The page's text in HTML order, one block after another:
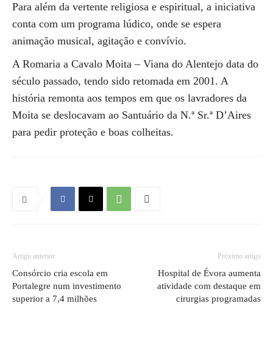
Para além da vertente religiosa e espiritual, a iniciativa
conta com um programa lúdico, onde se espera
animação musical, agitação e convívio.
A Romaria a Cavalo Moita – Viana do Alentejo data do
século passado, tendo sido retomada em 2001. A
história remonta aos tempos em que os lavradores da
Moita se deslocavam ao Santuário da N.ª Sr.ª D’Aires
para pedir proteção e boas colheitas.
Artigo anterior
Consórcio cria escola em
Portalegre num investimento
superior a 7,4 milhões
Próximo artigo
Hospital de Évora aumenta
atividade com destaque em
cirurgias programadas